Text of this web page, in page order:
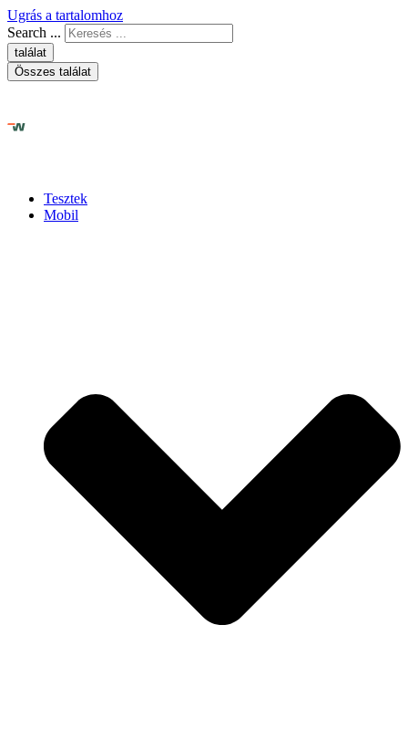
Ugrás a tartalomhoz
Search ...
találat
Összes találat
Tesztek
Mobil